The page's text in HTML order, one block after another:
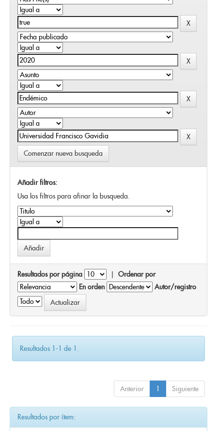
Comenzar nueva busqueda
Añadir filtros:
Usa los filtros para afinar la busqueda.
Resultados por página | Ordenar por
En orden
Autor/registro
Resultados 1-1 de 1.
Anterior 1 Siguiente
Resultados por ítem: